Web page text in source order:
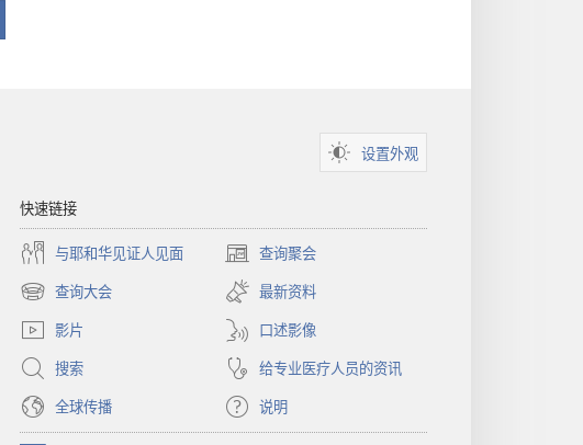
设置外观
快速链接
与耶和华见证人见面 查询聚会
（打
开
新
窗
口）
查询大会
（打
开
新
窗
口）
最新资料
影片
口述影像
搜索
给专业医疗人员的资讯
全球传播
说明